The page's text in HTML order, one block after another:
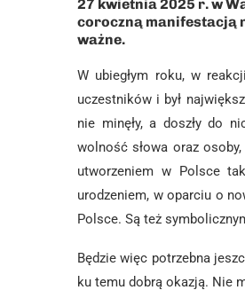
27 kwietnia 2025 r. w
coroczną manifestacją
ważne.
W ubiegłym roku, w
uczestników i był
nie minęły, a doszły do
wolność słowa oraz
utworzeniem w Polsce
urodzeniem, w oparciu o
Polsce. Są też
Będzie więc potrzebna
ku temu dobrą okazją. Nie